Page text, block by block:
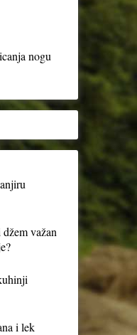
nogu
važan
i lek